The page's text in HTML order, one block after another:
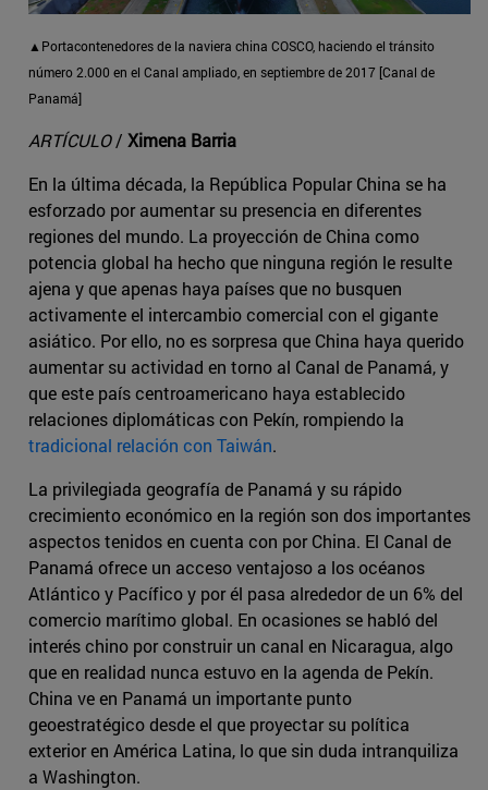
▲Portacontenedores de la naviera china COSCO, haciendo el tránsito
número 2.000 en el Canal ampliado, en septiembre de 2017 [Canal de
Panamá]
ARTÍCULO/ Ximena Barria
En la última década, la República Popular China se ha
esforzado por aumentar su presencia en diferentes
regiones del mundo. La proyección de China como
potencia global ha hecho que ninguna región le resulte
ajena y que apenas haya países que no busquen
activamente el intercambio comercial con el gigante
asiático. Por ello, no es sorpresa que China haya querido
aumentar su actividad en torno al Canal de Panamá, y
que este país centroamericano haya establecido
relaciones diplomáticas con Pekín, rompiendo la
tradicional relación con Taiwán.
La privilegiada geografía de Panamá y su rápido
crecimiento económico en la región son dos importantes
aspectos tenidos en cuenta con por China. El Canal de
Panamá ofrece un acceso ventajoso a los océanos
Atlántico y Pacífico y por él pasa alrededor de un 6% del
comercio marítimo global. En ocasiones se habló del
interés chino por construir un canal en Nicaragua, algo
que en realidad nunca estuvo en la agenda de Pekín.
China ve en Panamá un importante punto
geoestratégico desde el que proyectar su política
exterior en América Latina, lo que sin duda intranquiliza
a Washington.